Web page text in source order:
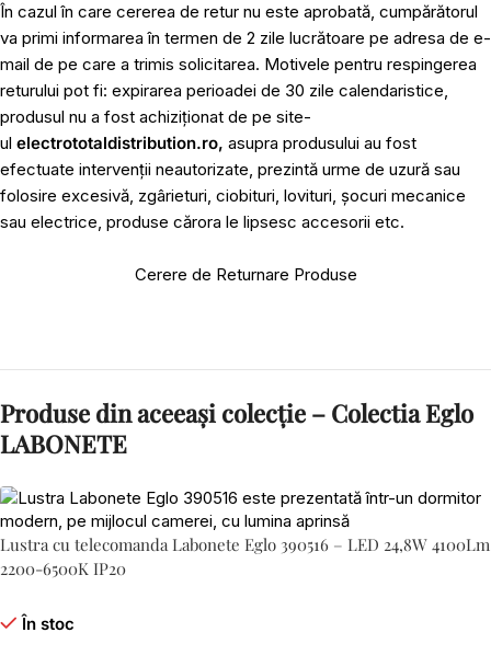
În cazul în care cererea de retur nu este aprobată, cumpărătorul
va primi informarea în termen de 2 zile lucrătoare pe adresa de e-
mail de pe care a trimis solicitarea. Motivele pentru respingerea
returului pot fi: expirarea perioadei de 30 zile calendaristice,
produsul nu a fost achiziționat de pe site-
ul electrototaldistribution.ro, asupra produsului au fost
efectuate intervenții neautorizate, prezintă urme de uzură sau
folosire excesivă, zgârieturi, ciobituri, lovituri, șocuri mecanice
sau electrice, produse cărora le lipsesc accesorii etc.
Cerere de Returnare Produse
Produse din aceeași colecție – Colectia Eglo
LABONETE
Lustra cu telecomanda Labonete Eglo 390516 – LED 24,8W 4100Lm
2200-6500K IP20
În stoc